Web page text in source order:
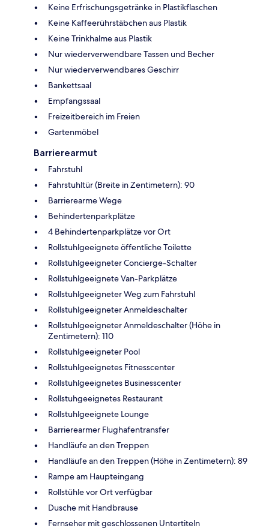
Keine Erfrischungsgetränke in Plastikflaschen
Keine Kaffeerührstäbchen aus Plastik
Keine Trinkhalme aus Plastik
Nur wiederverwendbare Tassen und Becher
Nur wiederverwendbares Geschirr
Bankettsaal
Empfangssaal
Freizeitbereich im Freien
Gartenmöbel
Barrierearmut
Fahrstuhl
Fahrstuhltür (Breite in Zentimetern): 90
Barrierearme Wege
Behindertenparkplätze
4 Behindertenparkplätze vor Ort
Rollstuhlgeeignete öffentliche Toilette
Rollstuhlgeeigneter Concierge-Schalter
Rollstuhlgeeignete Van-Parkplätze
Rollstuhlgeeigneter Weg zum Fahrstuhl
Rollstuhlgeeigneter Anmeldeschalter
Rollstuhlgeeigneter Anmeldeschalter (Höhe in
Zentimetern): 110
Rollstuhlgeeigneter Pool
Rollstuhlgeeignetes Fitnesscenter
Rollstuhlgeeignetes Businesscenter
Rollstuhgeeignetes Restaurant
Rollstuhlgeeignete Lounge
Barrierearmer Flughafentransfer
Handläufe an den Treppen
Handläufe an den Treppen (Höhe in Zentimetern): 89
Rampe am Haupteingang
Rollstühle vor Ort verfügbar
Dusche mit Handbrause
Fernseher mit geschlossenen Untertiteln